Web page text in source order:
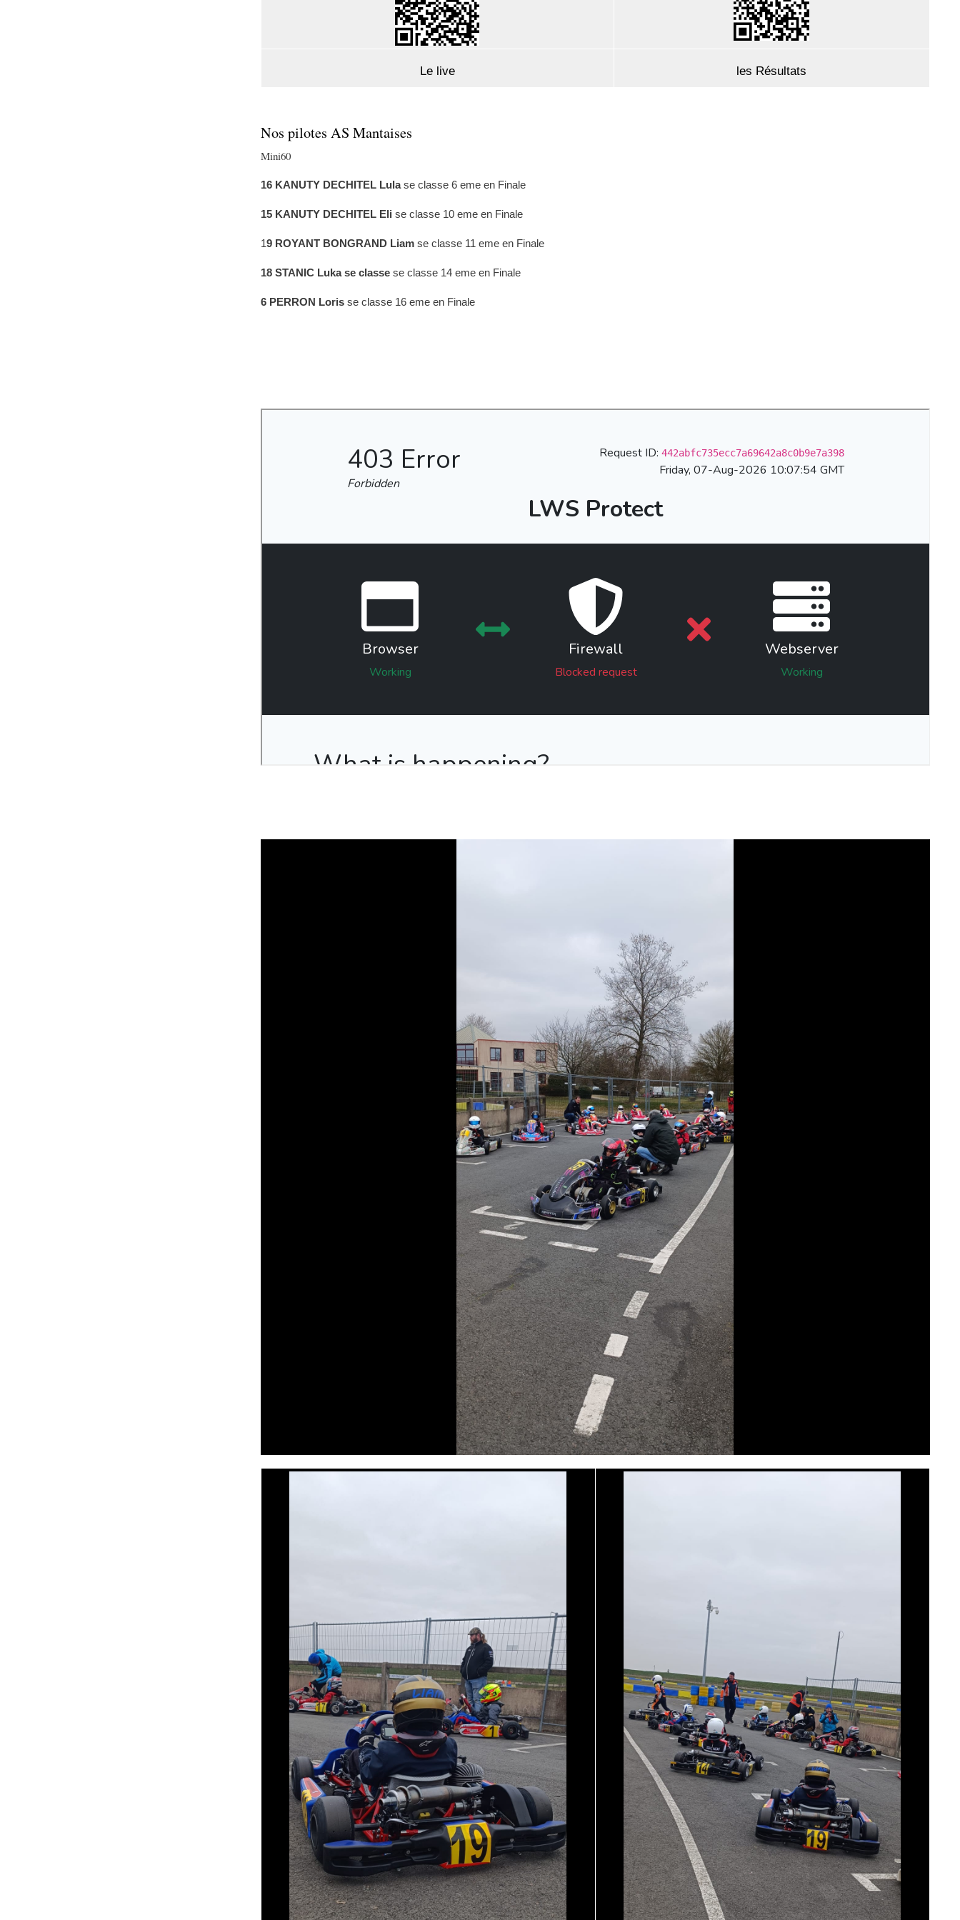
Le live les Résultats
Nos pilotes AS Mantaises
Mini60
16 KANUTY DECHITEL Lulase classe 6 eme en Finale
15 KANUTY DECHITEL Eli se classe 10 eme en Finale
19 ROYANT BONGRAND Liam se classe 11 eme en Finale
18 STANIC Lukase classese classe 14 eme en Finale
6 PERRON Loris se classe 16 eme en Finale